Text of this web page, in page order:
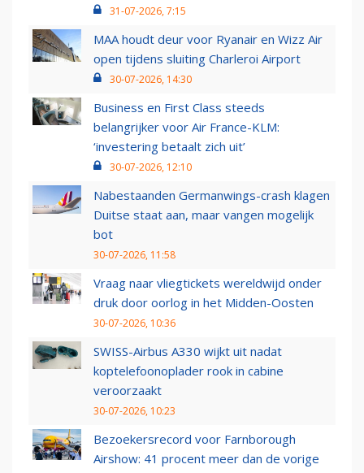
31-07-2026, 7:15
MAA houdt deur voor Ryanair en Wizz Air
open tijdens sluiting Charleroi Airport
30-07-2026, 14:30
Business en First Class steeds
belangrijker voor Air France-KLM:
‘investering betaalt zich uit’
30-07-2026, 12:10
Nabestaanden Germanwings-crash klagen
Duitse staat aan, maar vangen mogelijk
bot
30-07-2026, 11:58
Vraag naar vliegtickets wereldwijd onder
druk door oorlog in het Midden-Oosten
30-07-2026, 10:36
SWISS-Airbus A330 wijkt uit nadat
koptelefoonoplader rook in cabine
veroorzaakt
30-07-2026, 10:23
Bezoekersrecord voor Farnborough
Airshow: 41 procent meer dan de vorige